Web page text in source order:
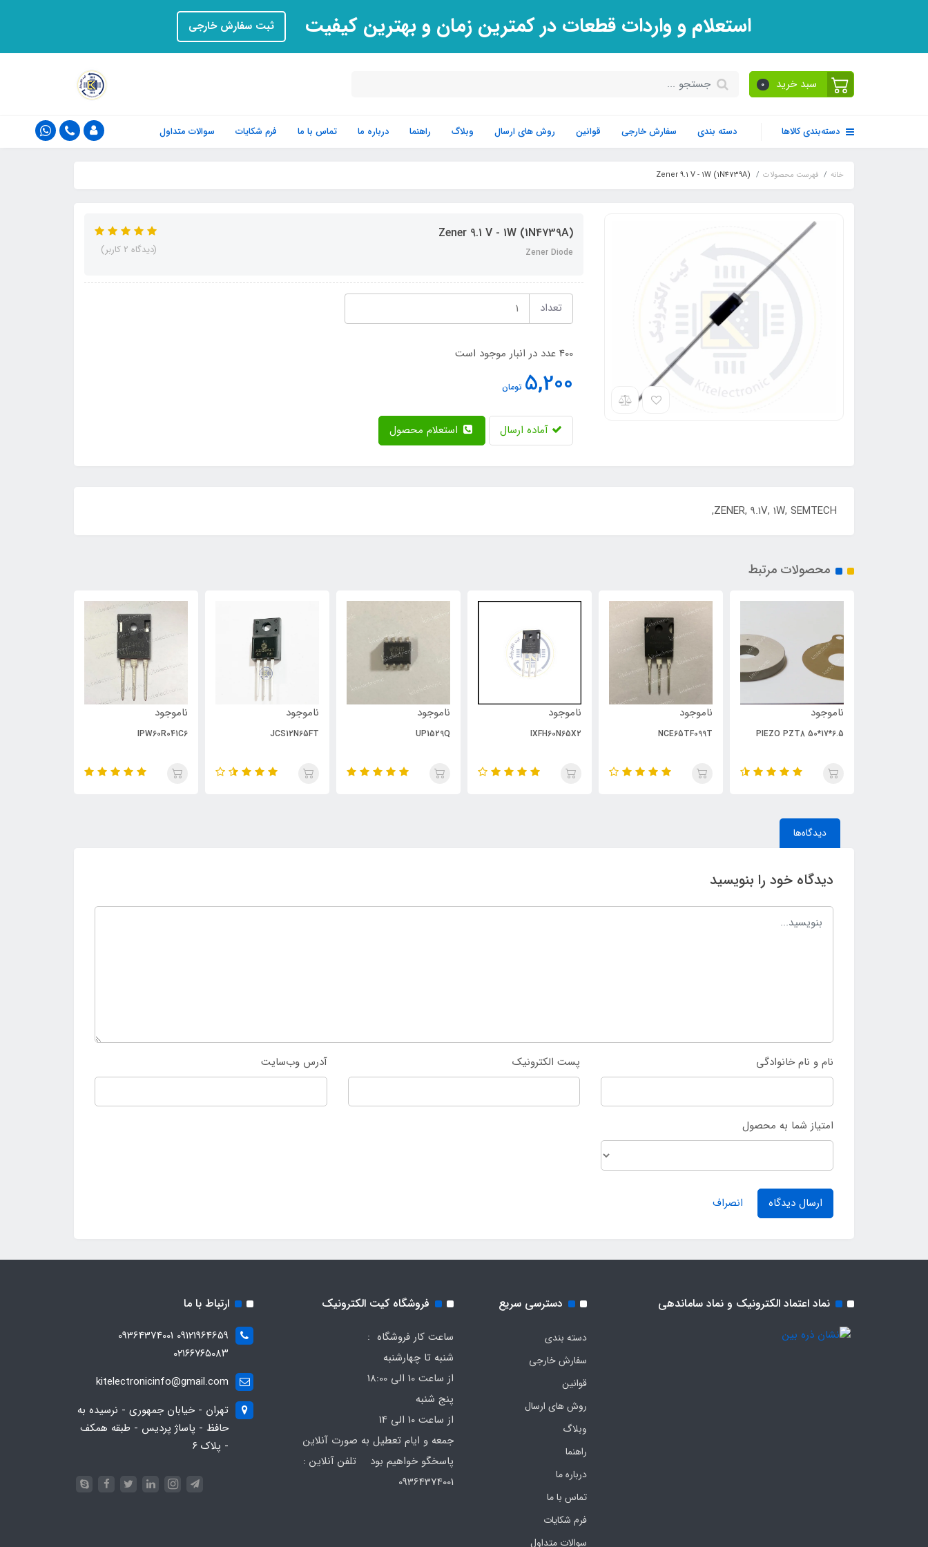
استعلام و واردات قطعات در کمترین زمان و بهترین کیفیت ثبت سفارش خارجی
سبد خرید 0
دسته‌بندی کالاها دسته بندی سفارش خارجی قوانین روش های ارسال وبلاگ راهنما درباره ما تماس با ما فرم‌ شکایات سوالات متداول
خانه فهرست محصولات Zener 9.1 V - 1W (1N4739A)
Zener 9.1 V - 1W (1N4739A)
Zener Diode (دیدگاه 2 کاربر)
تعداد
400 عدد در انبار موجود است
5,200 تومان
آماده ارسال
ZENER, 9.1V, 1W, SEMTECH,
محصولات مرتبط
ناموجود
PIEZO PZT8 50*17*6.5
ناموجود
NCE65TF099T
ناموجود
IXFH60N65X2
ناموجود
UP1529Q
ناموجود
JCS12N65FT
ناموجود
IPW60R041C6
دیدگاه‌ها
دیدگاه خود را بنویسید
نام و نام خانوادگی پست الکترونیک آدرس وب‌سایت
امتیاز شما به محصول
ارسال دیدگاه انصراف
نماد اعتماد الکترونیک و نماد ساماندهی دسترسی سریع
دسته بندی
سفارش خارجی
قوانین
روش های ارسال
وبلاگ
راهنما
درباره ما
تماس با ما
فرم‌ شکایات
سوالات متداول
فروشگاه کیت الکترونیک
ساعت کار فروشگاه :
شنبه تا چهارشنبه
از ساعت 10 الی 18:00
پنج شنبه
از ساعت 10 الی 14
جمعه و ایام تعطیل به صورت آنلاین
پاسخگو خواهیم بود تلفن آنلاین :
ارتباط با ما
09121964659 09364374001
۰۲۱۶۶۷۶۵۰۸۳
kitelectronicinfo@gmail.com
تهران - خیابان جمهوری - نرسیده به
حافظ - پاساژ پردیس - طبقه همکف
- پلاک ۶